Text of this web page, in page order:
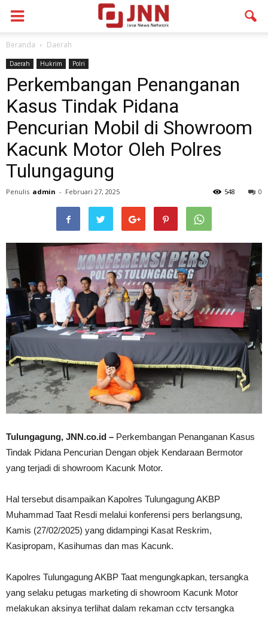
Beranda Daerah
Daerah Hukrim Polri
Perkembangan Penanganan
Kasus Tindak Pidana
Pencurian Mobil di Showroom
Kacunk Motor Oleh Polres
Tulungagung
Penulis admin - Februari 27, 2025 0
548
Tulungagung, JNN.co.id – Perkembangan Penanganan Kasus
Tindak Pidana Pencurian Dengan objek Kendaraan Bermotor
yang terjadi di showroom Kacunk Motor.
Hal tersebut disampaikan Kapolres Tulungagung AKBP
Muhammad Taat Resdi melalui konferensi pers berlangsung,
Kamis (27/02/2025) yang didampingi Kasat Reskrim,
Kasipropam, Kasihumas dan mas Kacunk.
Kapolres Tulungagung AKBP Taat mengungkapkan, tersangka
yang selaku petugas marketing di showroom Kacunk Motor
melakukan aksinya terlihat dalam rekaman cctv tersangka